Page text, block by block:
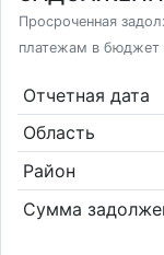
Просроченная
платежам в бюджет
Отчетная дата
Область
Район
Сумма